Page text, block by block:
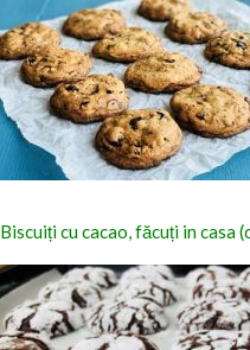
Biscuiți cu cacao, făcuți in casa